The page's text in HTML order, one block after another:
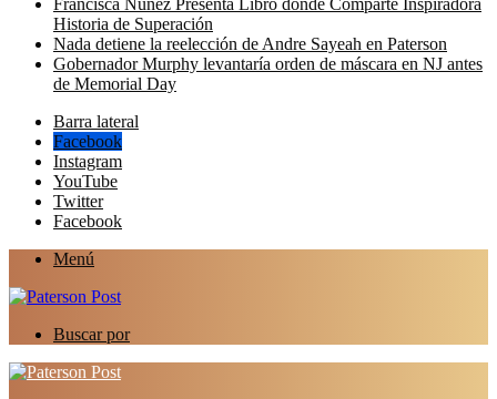
Francisca Núñez Presenta Libro donde Comparte Inspiradora
Historia de Superación
Nada detiene la reelección de Andre Sayeah en Paterson
Gobernador Murphy levantaría orden de máscara en NJ antes
de Memorial Day
Barra lateral
Facebook
Instagram
YouTube
Twitter
Facebook
Menú
Buscar por